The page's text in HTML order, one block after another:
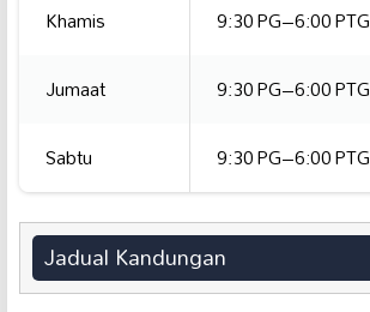
Khamis
9:30 PG–6:00 PTG
Jumaat
9:30 PG–6:00 PTG
Sabtu
9:30 PG–6:00 PTG
Jadual Kandungan